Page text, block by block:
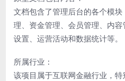
文档包含了管理后台的各个模
理、资金管理、会员管理、内
设置、运营活动和数据统计等。
所属行业：
该项目属于互联网金融行业，特